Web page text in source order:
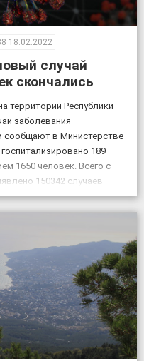
18.02.2022
случай
скончались
территории Республики
заболевания
сообщают в Министерстве
189
1650 человек. Всего с
150342 случаев
4830 пациентов с
[…]